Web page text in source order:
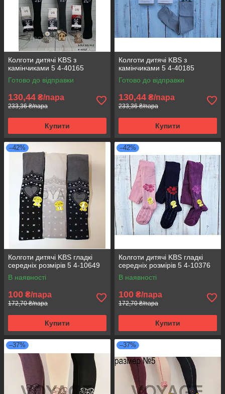
Колготи дитячі KBS з
камінчиками 5 4-40165
Готово до відправки
130,44 ₴/пара
233,36 ₴/пара
Купити
Колготи дитячі KBS з
камінчиками 5 4-40185
Готово до відправки
130,44 ₴/пара
233,36 ₴/пара
Купити
–42%
Колготи дитячі KBS гладкі
середніх розмірів 5 4-10649
В наявності
100 ₴/пара
172,70 ₴/пара
Купити
–42%
Колготи дитячі KBS гладкі
середніх розмірів 5 4-10376
В наявності
100 ₴/пара
172,70 ₴/пара
Купити
–37% –37%